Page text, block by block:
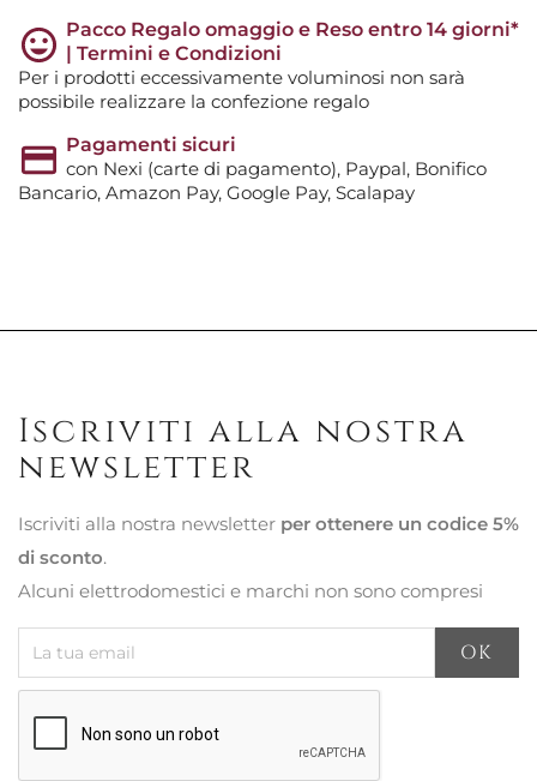
Pacco Regalo omaggio e Reso entro 14 giorni*
| Termini e Condizioni
Per i prodotti eccessivamente voluminosi non sarà
possibile realizzare la confezione regalo
Pagamenti sicuri
con Nexi (carte di pagamento), Paypal, Bonifico
Bancario, Amazon Pay, Google Pay, Scalapay
Iscriviti alla nostra
newsletter
Iscriviti alla nostra newsletter per ottenere un codice 5%
di sconto.
Alcuni elettrodomestici e marchi non sono compresi